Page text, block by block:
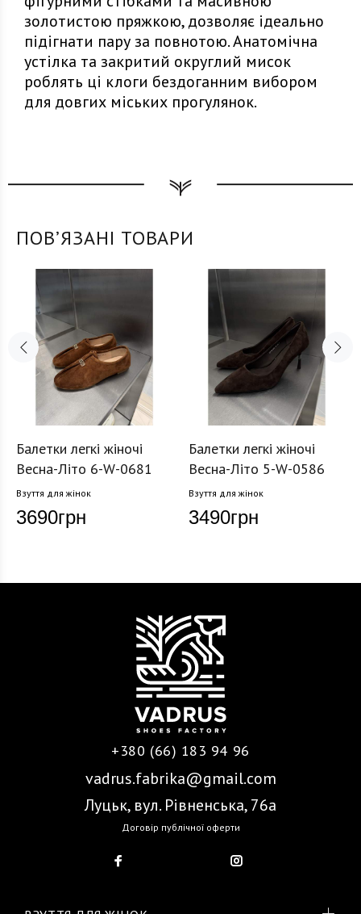
золотистою пряжкою, дозволяє ідеально
підігнати пару за повнотою. Анатомічна
устілка та закритий округлий мисок
роблять ці клоги бездоганним вибором
для довгих міських прогулянок.
ПОВʼЯЗАНІ ТОВАРИ
Балетки легкі жіночі
Весна-Літо 6-W-0681
Взуття для жінок
3690грн
Балетки легкі жіночі
Весна-Літо 5-W-0586
Взуття для жінок
3490грн
+380 (66) 183 94 96
vadrus.fabrika@gmail.com
Луцьк, вул. Рівненська, 76а
Договір публічної оферти